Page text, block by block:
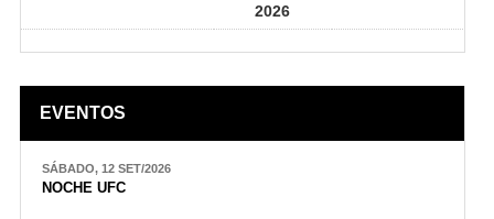
2026
EVENTOS
SÁBADO, 12 SET/2026
NOCHE UFC